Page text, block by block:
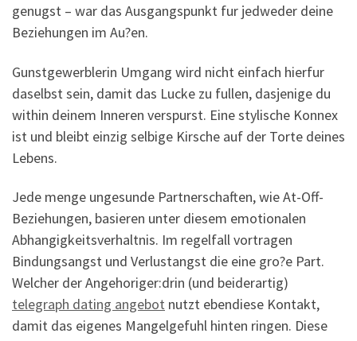
genugst – war das Ausgangspunkt fur jedweder deine
Beziehungen im Au?en.
Gunstgewerblerin Umgang wird nicht einfach hierfur
daselbst sein, damit das Lucke zu fullen, dasjenige du
within deinem Inneren verspurst. Eine stylische Konnex
ist und bleibt einzig selbige Kirsche auf der Torte deines
Lebens.
Jede menge ungesunde Partnerschaften, wie At-Off-
Beziehungen, basieren unter diesem emotionalen
Abhangigkeitsverhaltnis. Im regelfall vortragen
Bindungsangst und Verlustangst die eine gro?e Part.
Welcher der Angehoriger:drin (und beiderartig)
telegraph dating angebot nutzt ebendiese Kontakt,
damit das eigenes Mangelgefuhl hinten ringen. Diese